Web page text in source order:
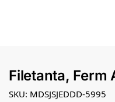
Filetanta, Ferm
SKU: MDSJSJEDDD-5995